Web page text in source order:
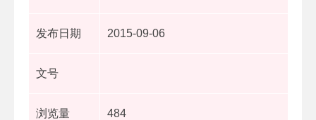
发布日期 2015-09-06
文号
浏览量 484